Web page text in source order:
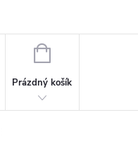
NÁKUPNÍ
Prázdný košík